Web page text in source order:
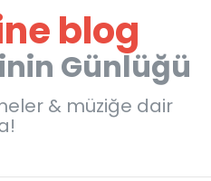
blog
Günlüğü
& müziğe dair